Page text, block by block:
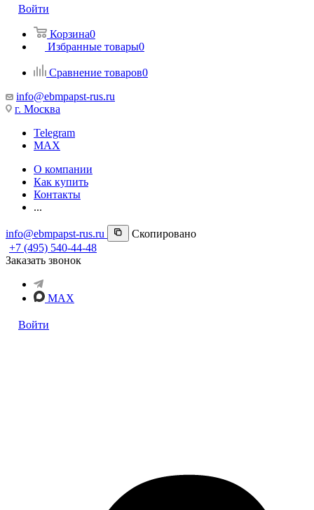
Войти
Корзина0
Избранные товары0
Сравнение товаров0
info@ebmpapst-rus.ru
г. Москва
Telegram
MAX
О компании
Как купить
Контакты
...
info@ebmpapst-rus.ru
Скопировано
+7 (495) 540-44-48
Заказать звонок
MAX
Войти